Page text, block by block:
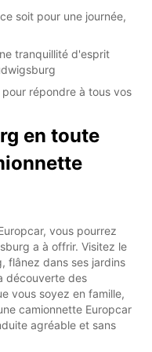
soit pour une journée,
tranquillité d'esprit
répondre à tous vos
en toute
vous pourrez
a à offrir. Visitez le
flânez dans ses jardins
découverte des
vous soyez en famille,
camionnette Europcar
agréable et sans